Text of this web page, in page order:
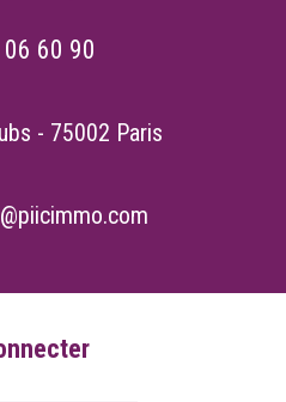
60 90
- 75002 Paris